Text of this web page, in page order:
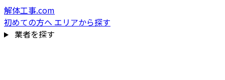
解体工事.com
初めての方へ エリアから探す
業者を探す